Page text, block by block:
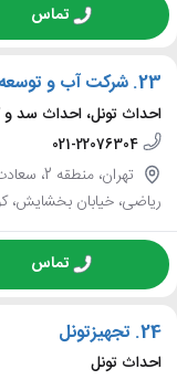
تماس
23. شرکت آب و توسعه
احداث تونل، احداث سد و
021-22076304
تهران،
ریاضی، خیابان بخشایش،
تماس
24. تجهیزتونل
احداث تونل